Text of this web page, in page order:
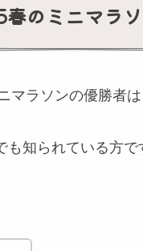
のミニマラ
マラソンの優勝者は
知られている方で